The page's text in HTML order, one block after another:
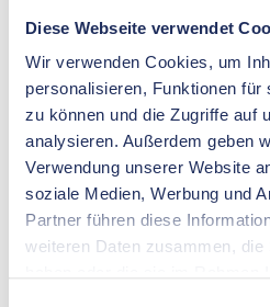
Diese Webseite verwendet
Wir verwenden Cookies, um
personalisieren, Funktionen für
zu können und die Zugriffe auf
analysieren. Außerdem geben
Verwendung unserer Website
soziale Medien, Werbung und
Partner führen diese
weiteren Daten zusammen, die
Farbe
Nenngröße
Isolationsmaterial
Steckdicke
Nennquerschnitt
Steckbreite